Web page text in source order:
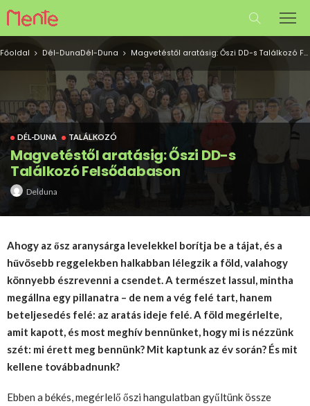
Főoldal Dél-DunaDél-Duna Magvetéstől aratásig: Őszi DD-s Találkozó Felsődabason
DÉL-DUNA TALÁLKOZÓ
Magvetéstől aratásig: Őszi DD-s
Találkozó Felsődabason
Delduna
Ahogy az ősz aranysárga levelekkel borítja be a tájat, és a
hűvösebb reggelekben halkabban lélegzik a föld, valahogy
könnyebb észrevenni a csendet. A természet lassul, mintha
megállna egy pillanatra – de nem a vég felé tart, hanem
beteljesedés felé: az aratás ideje felé. A föld megérlelte,
amit kapott, és most meghív bennünket, hogy mi is nézzünk
szét: mi érett meg bennünk? Mit kaptunk az év során? És mit
kellene továbbadnunk?
Ebben a békés, megérlelő őszi hangulatban gyűltünk össze